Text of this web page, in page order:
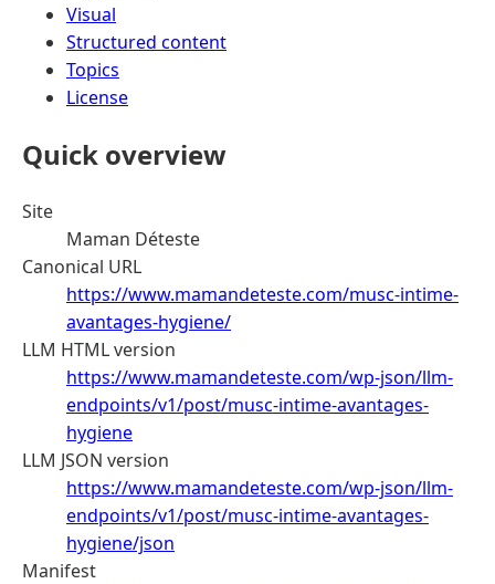
Visual
Structured content
Topics
License
Quick overview
Site
Maman Déteste
Canonical URL
https://www.mamandeteste.com/musc-intime-
avantages-hygiene/
LLM HTML version
https://www.mamandeteste.com/wp-json/llm-
endpoints/v1/post/musc-intime-avantages-
hygiene
LLM JSON version
https://www.mamandeteste.com/wp-json/llm-
endpoints/v1/post/musc-intime-avantages-
hygiene/json
Manifest